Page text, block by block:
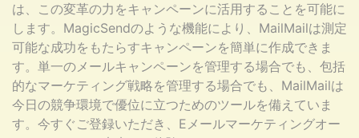
は、この変革の力をキャンペーンに活用することを可能に
します。MagicSendのような機能により、MailMailは測定
可能な成功をもたらすキャンペーンを簡単に作成できま
す。単一のメールキャンペーンを管理する場合でも、包括
的なマーケティング戦略を管理する場合でも、MailMailは
今日の競争環境で優位に立つためのツールを備えていま
す。今すぐご登録いただき、Eメールマーケティングオー